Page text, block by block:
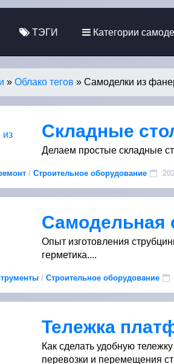
ТЭГИ Категории
»Облако тегов » Самоделки из
Делаем простые складные
/Строительное оборудование
Опыт изготовления
герметика....
/Строительное оборудование
Как сделать удобную
перевозки и перемещения